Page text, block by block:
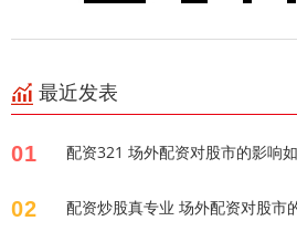
最近发表
01 配资321 场外配资对股市的影响
02 配资炒股真专业 场外配资对股市